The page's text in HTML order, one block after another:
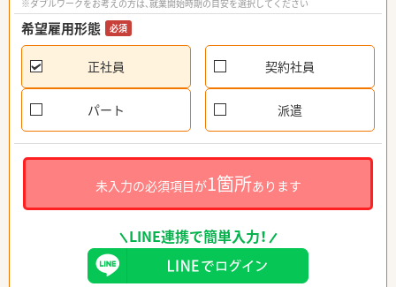
※ダブルワークをお考えの方は、就業開始時期の目安を選択してください
希望雇用形態 必須
正社員 契約社員
パート 派遣
未入力の必須項目が1箇所あります
LINE連携で簡単入力！